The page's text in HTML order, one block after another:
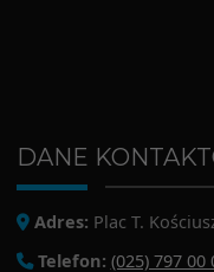
DANE
Adres: Plac T.
Telefon: (025) 797 00